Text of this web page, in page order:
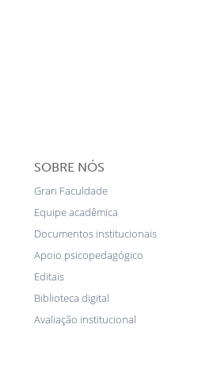
SOBRE NÓS
Gran Faculdade
Equipe acadêmica
Documentos institucionais
Apoio psicopedagógico
Editais
Biblioteca digital
Avaliação institucional